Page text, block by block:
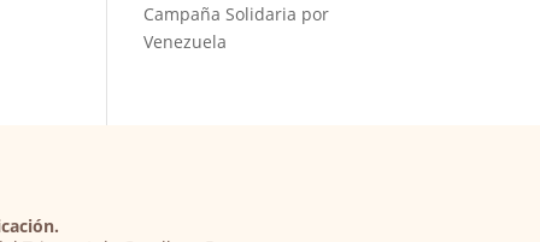
Campaña Solidaria por
Venezuela